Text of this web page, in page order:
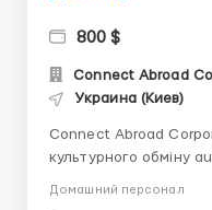
800 $
Connect Abroad
Украина (Киев)
Connect Abroad
культурного обміну au pair США
Домашний персонал